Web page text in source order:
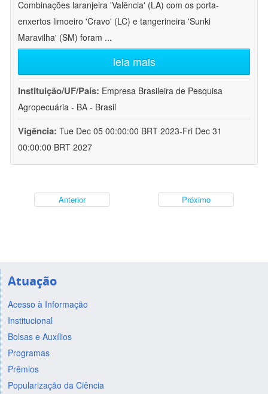
Combinações laranjeira 'Valência' (LA) com os porta-
enxertos limoeiro 'Cravo' (LC) e tangerineira 'Sunki
Maravilha' (SM) foram ...
leia mais
Instituição/UF/País: Empresa Brasileira de Pesquisa
Agropecuária - BA - Brasil
Vigência: Tue Dec 05 00:00:00 BRT 2023-Fri Dec 31
00:00:00 BRT 2027
Anterior Próximo
Atuação
Acesso à Informação
Institucional
Bolsas e Auxílios
Programas
Prêmios
Popularização da Ciência